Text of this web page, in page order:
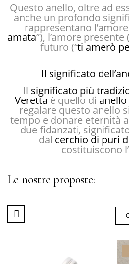
Questo anello, oltre ad
anche un profondo
rappresentano
amata”), l’amore presente
futuro (“ti amerò
Il significato
Il significato più
Veretta è quello di
regalare questo anello
tempo e donare eternità
due fidanzati,
dal cerchio di puri
costituiscono
Le nostre proposte: